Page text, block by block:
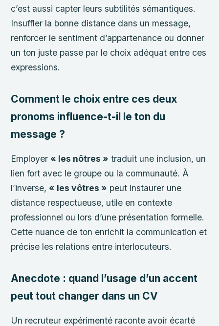
c’est aussi capter leurs subtilités sémantiques.
Insuffler la bonne distance dans un message,
renforcer le sentiment d’appartenance ou donner
un ton juste passe par le choix adéquat entre ces
expressions.
Comment le choix entre ces deux
pronoms influence-t-il le ton du
message ?
Employer « les nôtres » traduit une inclusion, un
lien fort avec le groupe ou la communauté. À
l’inverse, « les vôtres » peut instaurer une
distance respectueuse, utile en contexte
professionnel ou lors d’une présentation formelle.
Cette nuance de ton enrichit la communication et
précise les relations entre interlocuteurs.
Anecdote : quand l’usage d’un accent
peut tout changer dans un CV
Un recruteur expérimenté raconte avoir écarté